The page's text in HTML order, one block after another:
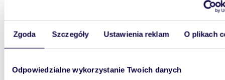
Zgoda Szczegóły Ustawienia reklam O plikach
Odpowiedzialne wykorzystanie Twoich danych
WYRÓŻNIONE 64,64